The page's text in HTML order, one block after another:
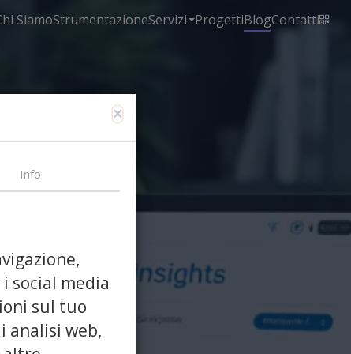
SiamoStrumentazioneServizi ProgettiBlogContatti
×
Info
social media
sul tuo
analisi web,